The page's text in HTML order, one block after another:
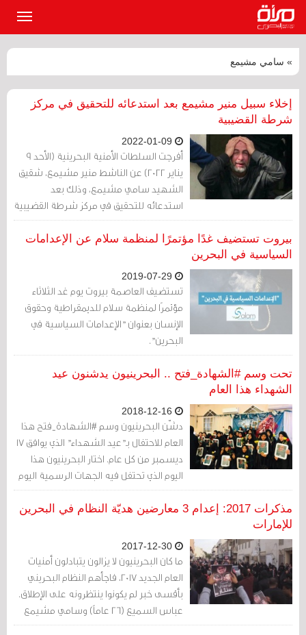
» سامي مشيمع
إخلاء سبيل منير مشيمع بعد استدعائه للتحقيق في مركز
شرطة القضيبية
أفرجت السلطات الأمنية البحرينية (الأحد 9
يناير 2022) عن الناشط منير مشيمع، شقيق
الشهيد سامي مشيمع، وذلك بعد
استدعائه للتحقيق في مركز شرطة القضيبية
على مقربة من الذكرى الخامسة لاستشهاد
سامي مشيمع.
بيروت تستضيف غدًا مؤتمرًا لمنظمة سلام عن الإعدامات
السياسية في البحرين
تستضيف العاصمة بيروت يوم غد الثلاثاء
مؤتمرًا لمنظمة سلام للديمقراطية وحقوق
الإنسان بعنوان "الإعدامات السياسية في
البحرين".
تحت وسم #الشهادة_فتح .. البحرينيون يدشنون عيد
الشهداء هذا العام
دشّن البحرينيون وسم #الشهادة_فتح هذا
العام للاحتفال بـ"عيد الشهداء" الذي يوافق 17
ديسمبر من كل عام. اختار البحرينيون هذا
اليوم الذي تحتفل فيه الجهات الرسمية اليوم
بعيد الجلوس، تخليدا لضحايا انتفاضة
التسعينيات
مذكرات 2017: إعدام 3 معارضين هديّة النظام في البحرين
للإمارات
ما كان البحرينيون لا يزالون يتبادلون أمنيات
العام الجديد 2017، فاجأهم النظام البحريني
بأقسى خبر لم يكونوا ينتظرونه على الإطلاق.
عباس السميع (26 عاماً) وسامي مشيمع
(40 عاماً) وعلي السنكيس (21 عاماً)،